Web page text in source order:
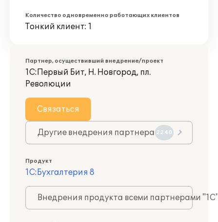
Количество одновременно работающих клиентов
Тонкий клиент: 1
Партнер, осуществивший внедрение/проект
1С:Первый Бит, Н. Новгород, пл.
Революции
Связаться
Другие внедрения партнера 2240
Продукт
1С:Бухгалтерия 8
Внедрения продукта всеми партнерами